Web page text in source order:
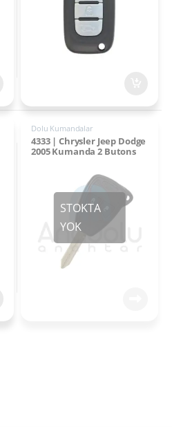
Dolu Kumandalar
4333 | Chrysler Jeep Dodge
2005 Kumanda 2 Butons